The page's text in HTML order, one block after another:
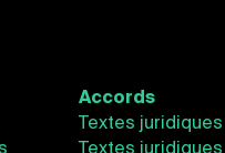
Accords
Textes